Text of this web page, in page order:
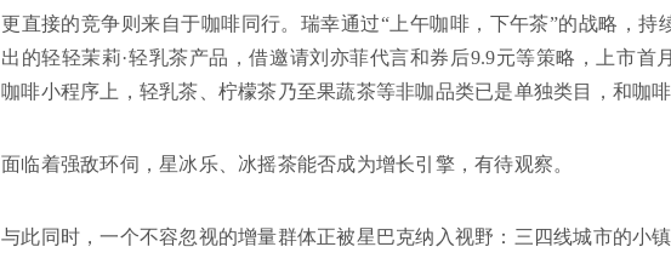
更直接的竞争则来自于咖啡同行。瑞幸通过“上午咖啡，下午茶”的战略，持
出的轻轻茉莉·轻乳茶产品，借邀请刘亦菲代言和券后9.9元等策略，上市首
咖啡小程序上，轻乳茶、柠檬茶乃至果蔬茶等非咖品类已是单独类目，和咖
面临着强敌环伺，星冰乐、冰摇茶能否成为增长引擎，有待观察。
与此同时，一个不容忽视的增量群体正被星巴克纳入视野：三四线城市的小镇